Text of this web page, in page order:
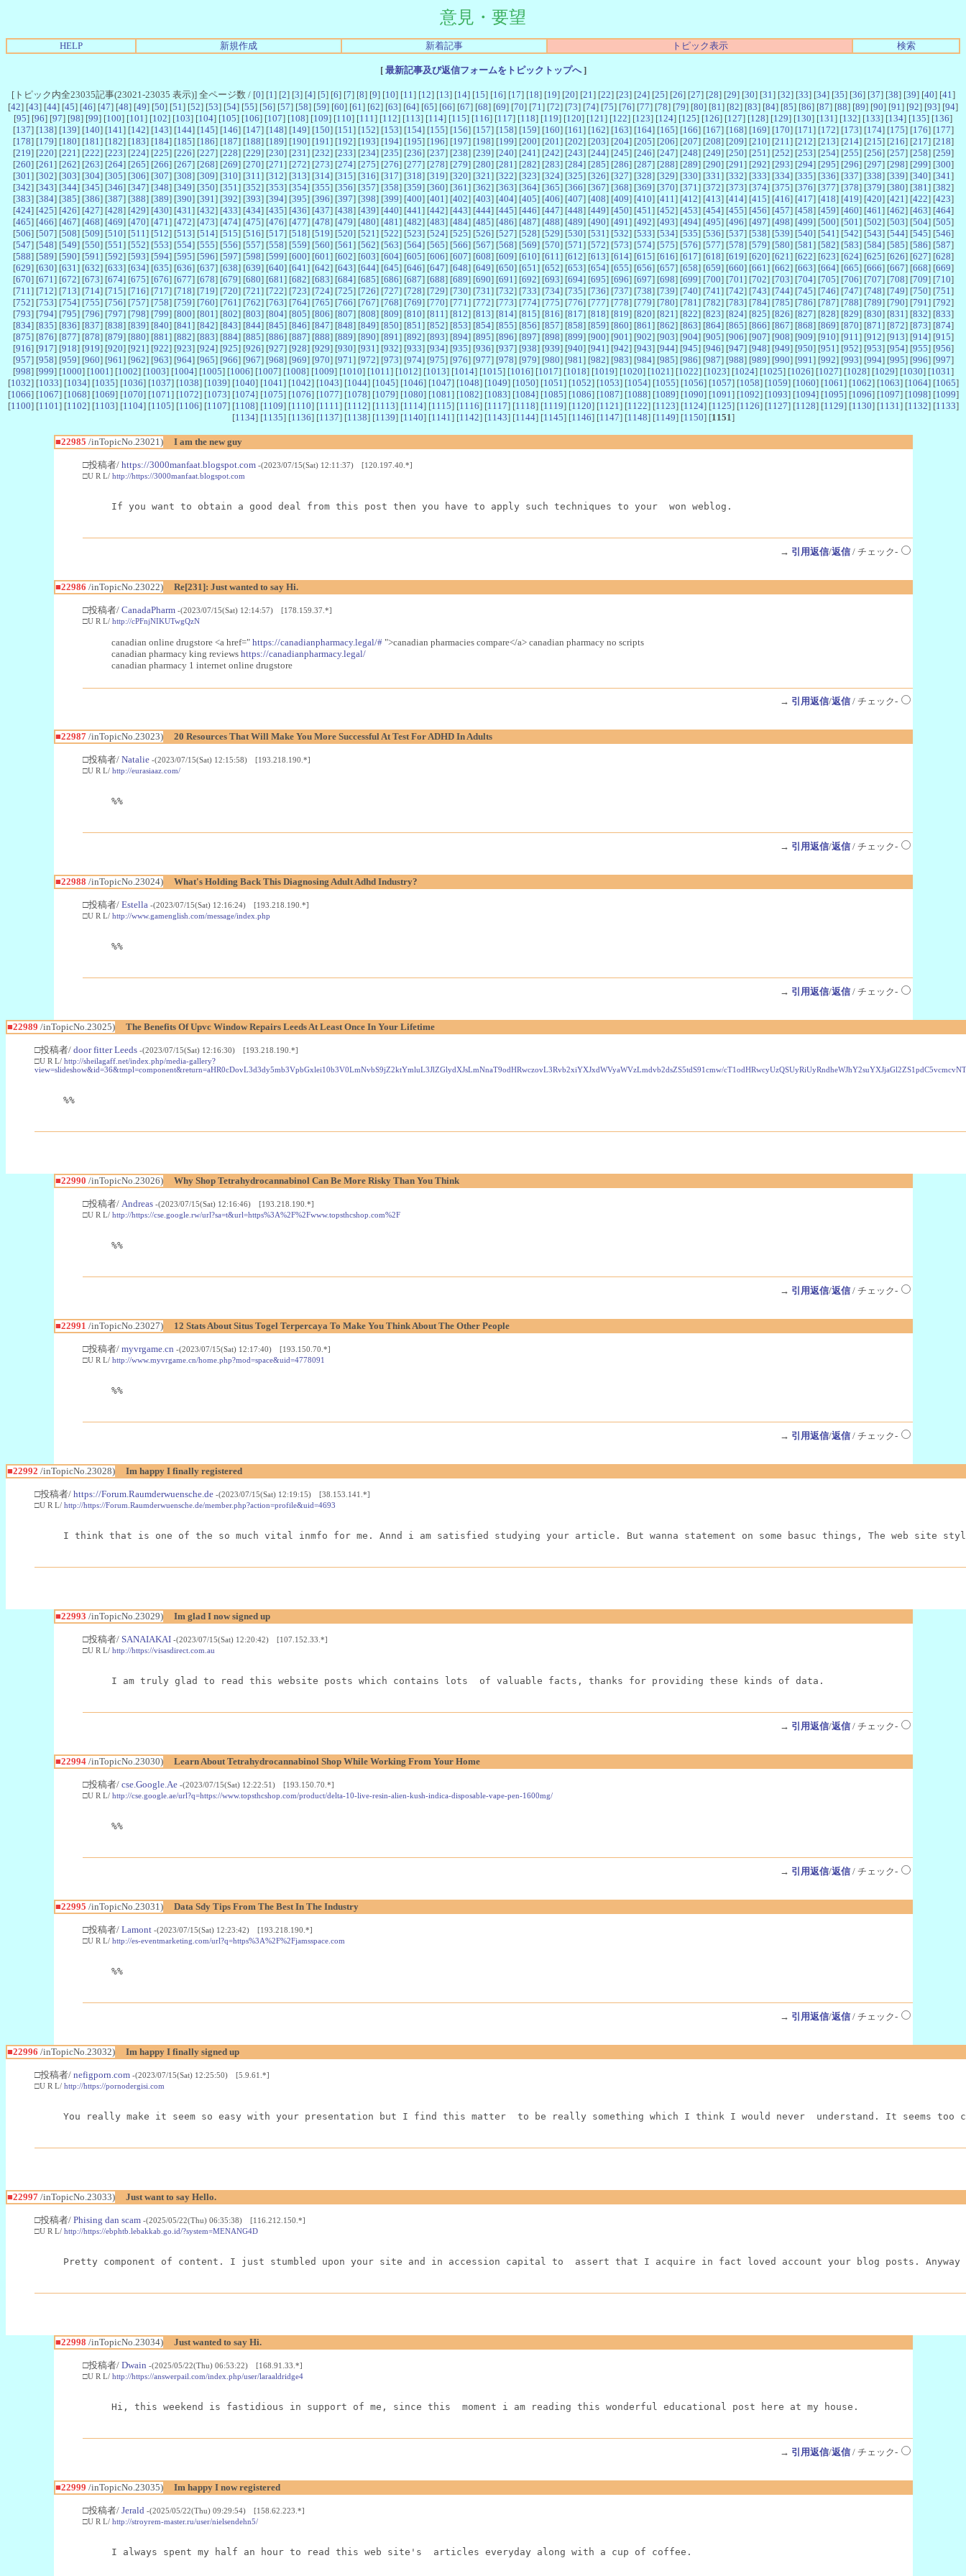
意見・要望
HELP 新規作成 新着記事 トピック表示 検索
[最新記事及び返信フォームをトピックトップへ]
[トピック内全23035記事(23021-23035 表示)] 全ページ数 / [0] [1 ] [2] [3] [4] [5] [6] [7] [8] [9] [10] [11 ] [12] [13] [14] [15] [16] [17] [18] [19] [20] [21 ] [22] [23] [24] [25] [26] [27] [28] [29] [30] [31 ] [32] [33] [34] [35] [36] [37] [38] [39] [40] [41 ]
[42] [43] [44] [45] [46] [47] [48] [49] [50] [51 ] [52] [53] [54] [55] [56] [57] [58] [59] [60] [61 ] [62] [63] [64] [65] [66] [67] [68] [69] [70] [71 ] [72] [73] [74] [75] [76] [77] [78] [79] [80] [81 ] [82] [83] [84] [85] [86] [87] [88] [89] [90] [91 ] [92] [93] [94]
[95] [96] [97] [98] [99] [100] [101 ] [102] [103] [104] [105] [106] [107] [108] [109] [110] [111 ] [112] [113] [114] [115] [116] [117] [118] [119] [120] [121 ] [122] [123] [124] [125] [126] [127] [128] [129] [130] [131 ] [132] [133] [134] [135] [136]
[137] [138] [139] [140] [141 ] [142] [143] [144] [145] [146] [147] [148] [149] [150] [151 ] [152] [153] [154] [155] [156] [157] [158] [159] [160] [161 ] [162] [163] [164] [165] [166] [167] [168] [169] [170] [171 ] [172] [173] [174] [175] [176] [177]
[178] [179] [180] [181 ] [182] [183] [184] [185] [186] [187] [188] [189] [190] [191 ] [192] [193] [194] [195] [196] [197] [198] [199] [200] [201 ] [202] [203] [204] [205] [206] [207] [208] [209] [210] [211 ] [212] [213] [214] [215] [216] [217] [218]
[219] [220] [221 ] [222] [223] [224] [225] [226] [227] [228] [229] [230] [231 ] [232] [233] [234] [235] [236] [237] [238] [239] [240] [241 ] [242] [243] [244] [245] [246] [247] [248] [249] [250] [251 ] [252] [253] [254] [255] [256] [257] [258] [259]
[260] [261 ] [262] [263] [264] [265] [266] [267] [268] [269] [270] [271 ] [272] [273] [274] [275] [276] [277] [278] [279] [280] [281 ] [282] [283] [284] [285] [286] [287] [288] [289] [290] [291 ] [292] [293] [294] [295] [296] [297] [298] [299] [300]
[301 ] [302] [303] [304] [305] [306] [307] [308] [309] [310] [311 ] [312] [313] [314] [315] [316] [317] [318] [319] [320] [321 ] [322] [323] [324] [325] [326] [327] [328] [329] [330] [331 ] [332] [333] [334] [335] [336] [337] [338] [339] [340] [341 ]
[342] [343] [344] [345] [346] [347] [348] [349] [350] [351 ] [352] [353] [354] [355] [356] [357] [358] [359] [360] [361 ] [362] [363] [364] [365] [366] [367] [368] [369] [370] [371 ] [372] [373] [374] [375] [376] [377] [378] [379] [380] [381 ] [382]
[383] [384] [385] [386] [387] [388] [389] [390] [391 ] [392] [393] [394] [395] [396] [397] [398] [399] [400] [401 ] [402] [403] [404] [405] [406] [407] [408] [409] [410] [411 ] [412] [413] [414] [415] [416] [417] [418] [419] [420] [421 ] [422] [423]
[424] [425] [426] [427] [428] [429] [430] [431 ] [432] [433] [434] [435] [436] [437] [438] [439] [440] [441 ] [442] [443] [444] [445] [446] [447] [448] [449] [450] [451 ] [452] [453] [454] [455] [456] [457] [458] [459] [460] [461 ] [462] [463] [464]
[465] [466] [467] [468] [469] [470] [471 ] [472] [473] [474] [475] [476] [477] [478] [479] [480] [481 ] [482] [483] [484] [485] [486] [487] [488] [489] [490] [491 ] [492] [493] [494] [495] [496] [497] [498] [499] [500] [501 ] [502] [503] [504] [505]
[506] [507] [508] [509] [510] [511 ] [512] [513] [514] [515] [516] [517] [518] [519] [520] [521 ] [522] [523] [524] [525] [526] [527] [528] [529] [530] [531 ] [532] [533] [534] [535] [536] [537] [538] [539] [540] [541 ] [542] [543] [544] [545] [546]
[547] [548] [549] [550] [551 ] [552] [553] [554] [555] [556] [557] [558] [559] [560] [561 ] [562] [563] [564] [565] [566] [567] [568] [569] [570] [571 ] [572] [573] [574] [575] [576] [577] [578] [579] [580] [581 ] [582] [583] [584] [585] [586] [587]
[588] [589] [590] [591 ] [592] [593] [594] [595] [596] [597] [598] [599] [600] [601 ] [602] [603] [604] [605] [606] [607] [608] [609] [610] [611 ] [612] [613] [614] [615] [616] [617] [618] [619] [620] [621 ] [622] [623] [624] [625] [626] [627] [628]
[629] [630] [631 ] [632] [633] [634] [635] [636] [637] [638] [639] [640] [641 ] [642] [643] [644] [645] [646] [647] [648] [649] [650] [651 ] [652] [653] [654] [655] [656] [657] [658] [659] [660] [661 ] [662] [663] [664] [665] [666] [667] [668] [669]
[670] [671 ] [672] [673] [674] [675] [676] [677] [678] [679] [680] [681 ] [682] [683] [684] [685] [686] [687] [688] [689] [690] [691 ] [692] [693] [694] [695] [696] [697] [698] [699] [700] [701 ] [702] [703] [704] [705] [706] [707] [708] [709] [710]
[711 ] [712] [713] [714] [715] [716] [717] [718] [719] [720] [721 ] [722] [723] [724] [725] [726] [727] [728] [729] [730] [731 ] [732] [733] [734] [735] [736] [737] [738] [739] [740] [741 ] [742] [743] [744] [745] [746] [747] [748] [749] [750] [751 ]
[752] [753] [754] [755] [756] [757] [758] [759] [760] [761 ] [762] [763] [764] [765] [766] [767] [768] [769] [770] [771 ] [772] [773] [774] [775] [776] [777] [778] [779] [780] [781 ] [782] [783] [784] [785] [786] [787] [788] [789] [790] [791 ] [792]
[793] [794] [795] [796] [797] [798] [799] [800] [801 ] [802] [803] [804] [805] [806] [807] [808] [809] [810] [811 ] [812] [813] [814] [815] [816] [817] [818] [819] [820] [821 ] [822] [823] [824] [825] [826] [827] [828] [829] [830] [831 ] [832] [833]
[834] [835] [836] [837] [838] [839] [840] [841 ] [842] [843] [844] [845] [846] [847] [848] [849] [850] [851 ] [852] [853] [854] [855] [856] [857] [858] [859] [860] [861 ] [862] [863] [864] [865] [866] [867] [868] [869] [870] [871 ] [872] [873] [874]
[875] [876] [877] [878] [879] [880] [881 ] [882] [883] [884] [885] [886] [887] [888] [889] [890] [891 ] [892] [893] [894] [895] [896] [897] [898] [899] [900] [901 ] [902] [903] [904] [905] [906] [907] [908] [909] [910] [911 ] [912] [913] [914] [915]
[916] [917] [918] [919] [920] [921 ] [922] [923] [924] [925] [926] [927] [928] [929] [930] [931 ] [932] [933] [934] [935] [936] [937] [938] [939] [940] [941 ] [942] [943] [944] [945] [946] [947] [948] [949] [950] [951 ] [952] [953] [954] [955] [956]
[957] [958] [959] [960] [961 ] [962] [963] [964] [965] [966] [967] [968] [969] [970] [971 ] [972] [973] [974] [975] [976] [977] [978] [979] [980] [981 ] [982] [983] [984] [985] [986] [987] [988] [989] [990] [991 ] [992] [993] [994] [995] [996] [997]
[998] [999] [1000] [1001 ] [1002] [1003] [1004] [1005] [1006] [1007] [1008] [1009] [1010] [1011 ] [1012] [1013] [1014] [1015] [1016] [1017] [1018] [1019] [1020] [1021 ] [1022] [1023] [1024] [1025] [1026] [1027] [1028] [1029] [1030] [1031 ]
[1032] [1033] [1034] [1035] [1036] [1037] [1038] [1039] [1040] [1041 ] [1042] [1043] [1044] [1045] [1046] [1047] [1048] [1049] [1050] [1051 ] [1052] [1053] [1054] [1055] [1056] [1057] [1058] [1059] [1060] [1061 ] [1062] [1063] [1064] [1065]
[1066] [1067] [1068] [1069] [1070] [1071 ] [1072] [1073] [1074] [1075] [1076] [1077] [1078] [1079] [1080] [1081 ] [1082] [1083] [1084] [1085] [1086] [1087] [1088] [1089] [1090] [1091 ] [1092] [1093] [1094] [1095] [1096] [1097] [1098] [1099]
[1100] [1101 ] [1102] [1103] [1104] [1105] [1106] [1107] [1108] [1109] [1110] [1111 ] [1112] [1113] [1114] [1115] [1116] [1117] [1118] [1119] [1120] [1121 ] [1122] [1123] [1124] [1125] [1126] [1127] [1128] [1129] [1130] [1131 ] [1132] [1133]
[1134] [1135] [1136] [1137] [1138] [1139] [1140] [1141 ] [1142] [1143] [1144] [1145] [1146] [1147] [1148] [1149] [1150] [1151]
■22985 /inTopicNo.23021) I am the new guy
□投稿者/ https://3000manfaat.blogspot.com -(2023/07/15(Sat) 12:11:37) [120.197.40.*]
□U R L/ http://https://3000manfaat.blogspot.com
If you want to obtain a good deal from this post then you have to apply such techniques to your  won weblog.
→ 引用返信/返信/ チェック-
■22986 /inTopicNo.23022) Re[231]: Just wanted to say Hi.
□投稿者/ CanadaPharm -(2023/07/15(Sat) 12:14:57) [178.159.37.*]
□U R L/ http://cPFnjNIKUTwgQzN
canadian online drugstore <a href=" https://canadianpharmacy.legal/#">canadian pharmacies compare</a> canadian pharmacy no scripts
canadian pharmacy king reviews https://canadianpharmacy.legal/
canadian pharmacy 1 internet online drugstore
→ 引用返信/返信/ チェック-
■22987/inTopicNo.23023) 20 Resources That Will Make You More Successful At Test For ADHD In Adults
□投稿者/ Natalie -(2023/07/15(Sat) 12:15:58) [193.218.190.*]
□U R L/ http://eurasiaaz.com/
%%
→ 引用返信/返信/ チェック-
■22988 /inTopicNo.23024) What's Holding Back This Diagnosing Adult Adhd Industry?
□投稿者/ Estella -(2023/07/15(Sat) 12:16:24) [193.218.190.*]
□U R L/ http://www.gamenglish.com/message/index.php
%%
→ 引用返信/返信/ チェック-
■22989 /inTopicNo.23025) The Benefits Of Upvc Window Repairs Leeds At Least Once In Your Lifetime
□投稿者/ door fitter Leeds -(2023/07/15(Sat) 12:16:30) [193.218.190.*]
□U R L/ http://sheilagaff.net/index.php/media-gallery?
view=slideshow&id=36&tmpl=component&return=aHR0cDovL3d3dy5mb3VpbGxlei10b3V0LmNvbS9jZ2ktYmluL3JlZGlydXJsLmNnaT9odHRwczovL3Rvb2xiYXJxdWVyaWVzLmdvb2dsZS5tdS91cmw/
%%
■22990 /inTopicNo.23026) Why Shop Tetrahydrocannabinol Can Be More Risky Than You Think
□投稿者/ Andreas -(2023/07/15(Sat) 12:16:46) [193.218.190.*]
□U R L/ http://https://cse.google.rw/url?sa=t&url=https%3A%2F%2Fwww.topsthcshop.com%2F
%%
→ 引用返信/返信/ チェック-
■22991 /inTopicNo.23027) 12 Stats About Situs Togel Terpercaya To Make You Think About The Other People
□投稿者/ myvrgame.cn -(2023/07/15(Sat) 12:17:40) [193.150.70.*]
□U R L/ http://www.myvrgame.cn/home.php?mod=space&uid=4778091
%%
→ 引用返信/返信/ チェック-
■22992 /inTopicNo.23028) Im happy I finally registered
□投稿者/ https://Forum.Raumderwuensche.de -(2023/07/15(Sat) 12:19:15) [38.153.141.*]
□U R L/ http://https://Forum.Raumderwuensche.de/member.php?action=profile&uid=4693
I think that is one of the so much vital inmfo for me. Annd i am satisfied studying your article. But wanna statement on some basuc things, The web
■22993 /inTopicNo.23029) Im glad I now signed up
□投稿者/ SANAIAKAI -(2023/07/15(Sat) 12:20:42) [107.152.33.*]
□U R L/ http://https://visasdirect.com.au
I am truly glad to read this website posts which contains lots  of valuable facts, thanks for providing these kinds of data.
→ 引用返信/返信/ チェック-
■22994/inTopicNo.23030) Learn About Tetrahydrocannabinol Shop While Working From Your Home
□投稿者/ cse.Google.Ae -(2023/07/15(Sat) 12:22:51) [193.150.70.*]
□U R L/ http://cse.google.ae/url?q=https://www.topsthcshop.com/product/delta-10-live-resin-alien-kush-indica-disposable-vape-pen-1600mg/
%%
→ 引用返信/返信/ チェック-
■22995 /inTopicNo.23031) Data Sdy Tips From The Best In The Industry
□投稿者/ Lamont -(2023/07/15(Sat) 12:23:42) [193.218.190.*]
□U R L/ http://es-eventmarketing.com/url?q=https%3A%2F%2Fjamsspace.com
%%
→ 引用返信/返信/ チェック-
■22996 /inTopicNo.23032) Im happy I finally signed up
□投稿者/ nefigporn.com -(2023/07/15(Sat) 12:25:50) [5.9.61.*]
□U R L/ http://https://pornodergisi.com
You really make it seem so easy with your presentation but I find this matter  to be really something which I think I would never  understand. It seems
■22997 /inTopicNo.23033) Just want to say Hello.
□投稿者/ Phising dan scam -(2025/05/22(Thu) 06:35:38) [116.212.150.*]
□U R L/ http://https://ebphtb.lebakkab.go.id/?system=MENANG4D
Pretty component of content. I just stumbled upon your site and in accession capital to  assert that I acquire in fact loved account your blog posts.
■22998 /inTopicNo.23034) Just wanted to say Hi.
□投稿者/ Dwain -(2025/05/22(Thu) 06:53:22) [168.91.33.*]
□U R L/ http://https://answerpail.com/index.php/user/laraaldridge4
Hi, this weekend is fastidious in support of me, since this  moment i am reading this wonderful educational post here at my house.
→ 引用返信/返信/ チェック-
■22999 /inTopicNo.23035) Im happy I now registered
□投稿者/ Jerald -(2025/05/22(Thu) 09:29:54) [158.62.223.*]
□U R L/ http://stroyrem-master.ru/user/nielsendehn5/
I always spent my half an hour to read this web site's  articles everyday along with a cup of coffee.